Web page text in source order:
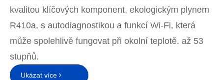
kvalitou klíčových komponent, ekologickým plynem
R410a, s autodiagnostikou a funkcí Wi-Fi, která
může spolehlivě fungovat při okolní teplotě. až 53
stupňů.
Ukázat více